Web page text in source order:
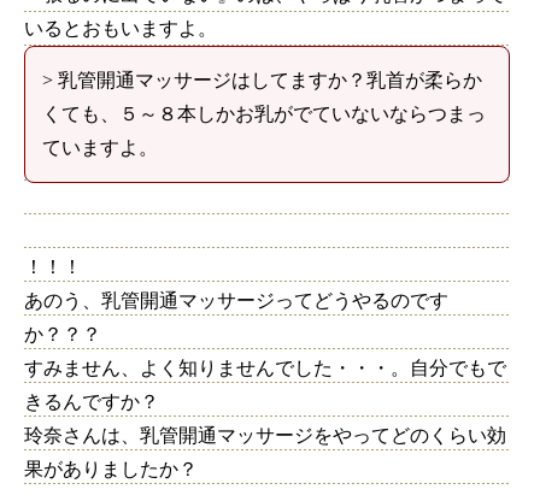
いるとおもいますよ。
> 乳管開通マッサージはしてますか？乳首が柔らか
くても、５～８本しかお乳がでていないならつまっ
ていますよ。
！！！
あのう、乳管開通マッサージってどうやるのです
か？？？
すみません、よく知りませんでした・・・。自分でもで
きるんですか？
玲奈さんは、乳管開通マッサージをやってどのくらい効
果がありましたか？